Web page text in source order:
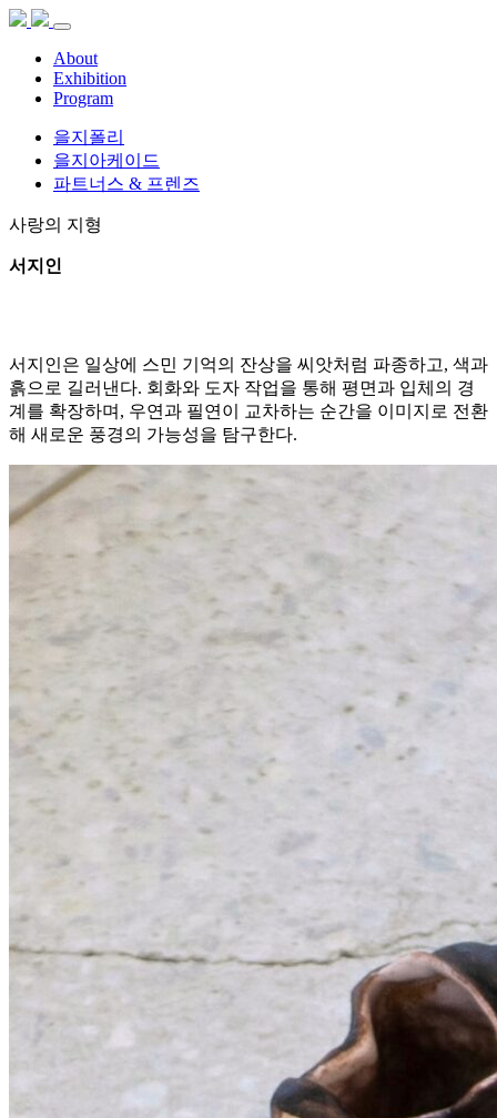
About
Exhibition
Program
을지폴리
을지아케이드
파트너스 & 프렌즈
사랑의 지형
서지인
서지인은 일상에 스민 기억의 잔상을 씨앗처럼 파종하고, 색과
흙으로 길러낸다. 회화와 도자 작업을 통해 평면과 입체의 경
계를 확장하며, 우연과 필연이 교차하는 순간을 이미지로 전환
해 새로운 풍경의 가능성을 탐구한다.